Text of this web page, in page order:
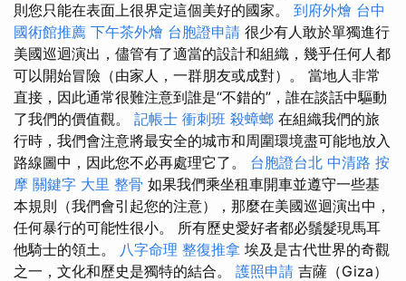
則您只能在表面上很界定這個美好的國家。 到府外燴 台中
國術館推薦 下午茶外燴 台胞證申請 很少有人敢於單獨進行
美國巡迴演出，儘管有了適當的設計和組織，幾乎任何人都
可以開始冒險（由家人，一群朋友或成對）。 當地人非常
直接，因此通常很難注意到誰是“不錯的”，誰在談話中驅動
了我們的價值觀。 記帳士 衝刺班 殺蟑螂 在組織我們的旅
行時，我們會注意將最安全的城市和周圍環境盡可能地放入
路線圖中，因此您不必再處理它了。 台胞證台北 中清路 按
摩 關鍵字 大里 整骨 如果我們乘坐租車開車並遵守一些基
本規則（我們會引起您的注意），那麼在美國巡迴演出中，
任何暴行的可能性很小。 所有歷史愛好者都必鬚髮現馬耳
他騎士的領土。 八字命理 整復推拿 埃及是古代世界的奇觀
之一，文化和歷史是獨特的結合。 護照申請 吉薩（Giza）